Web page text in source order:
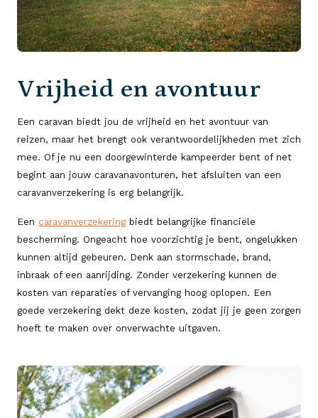
Vrijheid en avontuur
Een caravan biedt jou de vrijheid en het avontuur van
reizen, maar het brengt ook verantwoordelijkheden met zich
mee. Of je nu een doorgewinterde kampeerder bent of net
begint aan jouw caravanavonturen, het afsluiten van een
caravanverzekering is erg belangrijk.
Een caravanverzekering biedt belangrijke financiële
bescherming. Ongeacht hoe voorzichtig je bent, ongelukken
kunnen altijd gebeuren. Denk aan stormschade, brand,
inbraak of een aanrijding. Zonder verzekering kunnen de
kosten van reparaties of vervanging hoog oplopen. Een
goede verzekering dekt deze kosten, zodat jij je geen zorgen
hoeft te maken over onverwachte uitgaven.